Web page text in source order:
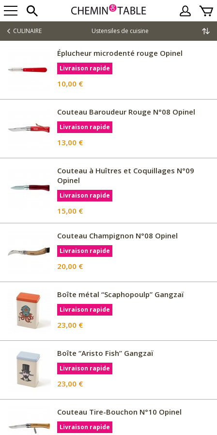
CULINAIRE Ustensiles de cuisine
Éplucheur microdenté rouge Opinel
Livraison rapide
10,00 €
Couteau Baroudeur Rouge N°08 Opinel
Livraison rapide
13,00 €
Couteau à Huîtres et Coquillages N°09
Opinel
Livraison rapide
15,00 €
Couteau Champignon N°08 Opinel
Livraison rapide
20,00 €
Boîte métal “Scaphopoulp” Gangzaï
Livraison rapide
23,00 €
Boîte “Aristo Fish” Gangzaï
Livraison rapide
23,00 €
Couteau Tire-Bouchon N°10 Opinel
Livraison rapide